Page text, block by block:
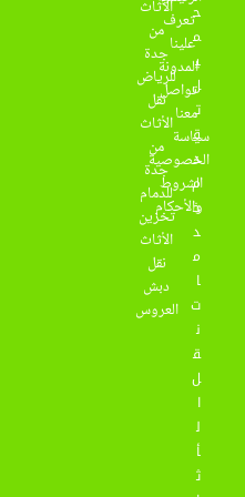
ح
م
ي
ل
ت
ق
د
م
خ
د
م
ا
ت
ن
ق
ل
ا
ل
أ
ث
تعرف
علينا
المدونة
تواصل
معنا
سياسة
الخصوصية
الشروط
والأحكام
الأثاث
من
جدة
للرياض
نقل
الأثاث
من
جدة
للدمام
تخزين
الأثاث
نقل
دبش
العروس